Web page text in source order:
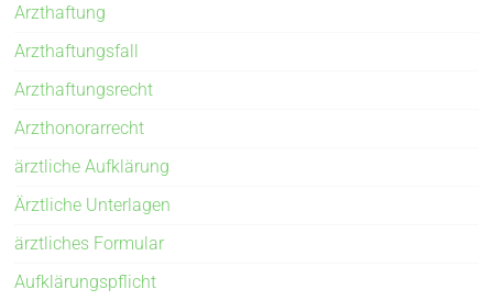
Arzthaftung
Arzthaftungsfall
Arzthaftungsrecht
Arzthonorarrecht
ärztliche Aufklärung
Ärztliche Unterlagen
ärztliches Formular
Aufklärungspflicht